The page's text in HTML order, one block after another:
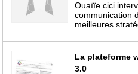
Ouaïïe cici
communication
meilleures
La plateforme
3.0